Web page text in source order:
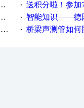
· 送积分啦！参加7月6日
· 智能知识——德国工业崛起
· 桥梁声测管如何固